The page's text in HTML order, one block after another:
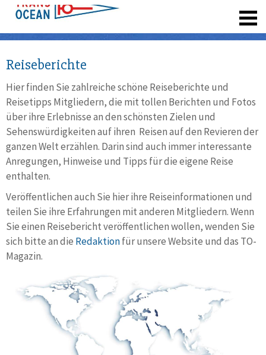
Reiseberichte
Hier finden Sie zahlreiche schöne Reiseberichte und
Reisetipps Mitgliedern, die mit tollen Berichten und Fotos
über ihre Erlebnisse an den schönsten Zielen und
Sehenswürdigkeiten auf ihren Reisen auf den Revieren der
ganzen Welt erzählen. Darin sind auch immer interessante
Anregungen, Hinweise und Tipps für die eigene Reise
enthalten.
Veröffentlichen auch Sie hier ihre Reiseinformationen und
teilen Sie ihre Erfahrungen mit anderen Mitgliedern. Wenn
Sie einen Reisebericht veröffentlichen wollen, wenden Sie
sich bitte an die Redaktionfür unsere Website und das TO-
Magazin.